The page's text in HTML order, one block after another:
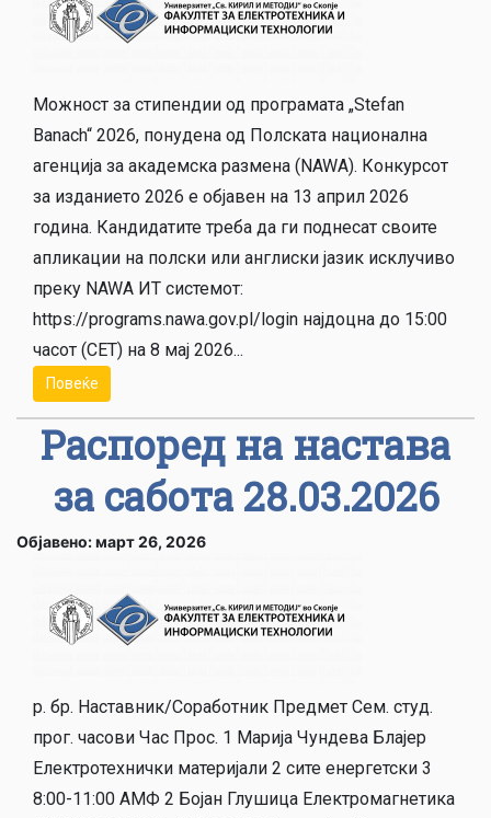
Можност за стипендии од програмата „Stefan
Banach“ 2026, понудена од Полската национална
агенција за академска размена (NAWA). Конкурсот
за изданието 2026 е објавен на 13 април 2026
година. Кандидатите треба да ги поднесат своите
апликации на полски или англиски јазик исклучиво
преку NAWA ИТ системот:
https://programs.nawa.gov.pl/login најдоцна до 15:00
часот (CET) на 8 мај 2026...
Повеќе
Распоред на настава
за сабота 28.03.2026
Објавено: март 26, 2026
р. бр. Наставник/Соработник Предмет Сем. студ.
прог. часови Час Прос. 1 Марија Чундева Блајер
Електротехнички материјали 2 сите енергетски 3
8:00-11:00 АМФ 2 Бојан Глушица Електромагнетика